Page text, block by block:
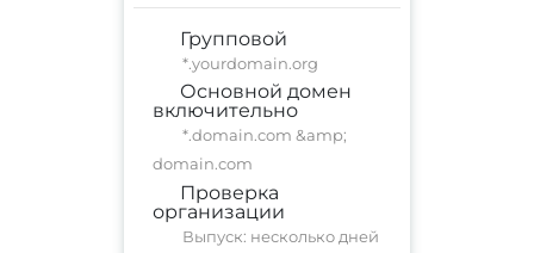
Групповой
*.yourdomain.org
Основной домен
включительно
*.domain.com &amp;
domain.com
Проверка
организации
Выпуск: несколько дней